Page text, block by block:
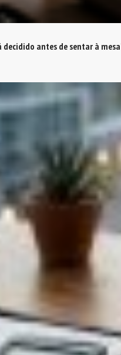
antes de sentar à